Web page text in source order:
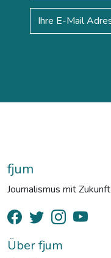
fjum
Journalismus mit Zukunft
Über fjum